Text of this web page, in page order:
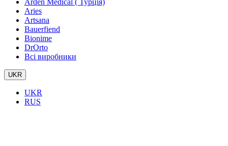
Aries
Artsana
Bauerfiend
Bionime
DrOrto
Всі виробники
UKR
UKR
RUS